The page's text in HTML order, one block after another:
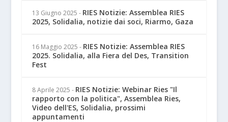
13 Giugno 2025 - RIES Notizie: Assemblea RIES
2025, Solidalia, notizie dai soci, Riarmo, Gaza
16 Maggio 2025 - RIES Notizie: Assemblea RIES
2025. Solidalia, alla Fiera del Des, Transition
Fest
8 Aprile 2025 - RIES Notizie: Webinar Ries "Il
rapporto con la politica", Assemblea Ries,
Video dell'ES, Solidalia, prossimi
appuntamenti